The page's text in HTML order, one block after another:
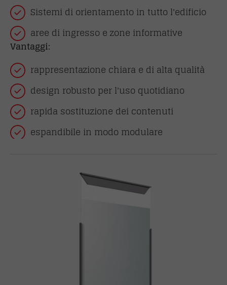
Sistemi di orientamento in tutto l'edificio
aree di ingresso e zone informative
Vantaggi:
rappresentazione chiara e di alta qualità
design robusto per l'uso quotidiano
rapida sostituzione dei contenuti
espandibile in modo modulare